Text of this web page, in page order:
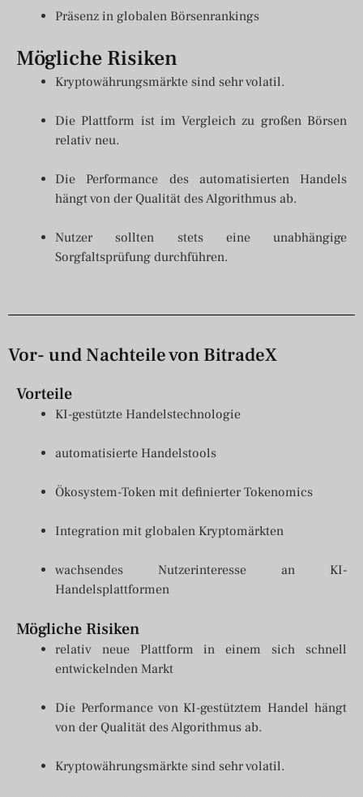
Präsenz in globalen Börsenrankings
Mögliche Risiken
Kryptowährungsmärkte sind sehr volatil.
Die Plattform ist im Vergleich zu großen Börsen
relativ neu.
Die Performance des automatisierten Handels
hängt von der Qualität des Algorithmus ab.
Nutzer sollten stets eine unabhängige
Sorgfaltsprüfung durchführen.
Vor- und Nachteile von BitradeX
Vorteile
KI-gestützte Handelstechnologie
automatisierte Handelstools
Ökosystem-Token mit definierter Tokenomics
Integration mit globalen Kryptomärkten
wachsendes Nutzerinteresse an KI-
Handelsplattformen
Mögliche Risiken
relativ neue Plattform in einem sich schnell
entwickelnden Markt
Die Performance von KI-gestütztem Handel hängt
von der Qualität des Algorithmus ab.
Kryptowährungsmärkte sind sehr volatil.